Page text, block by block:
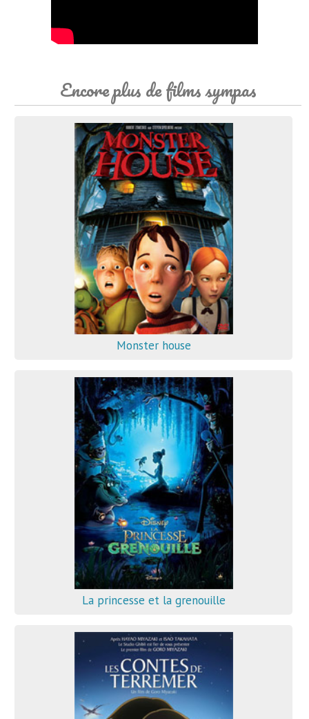
Encore plus de films sympas
Monster house
La princesse et la grenouille